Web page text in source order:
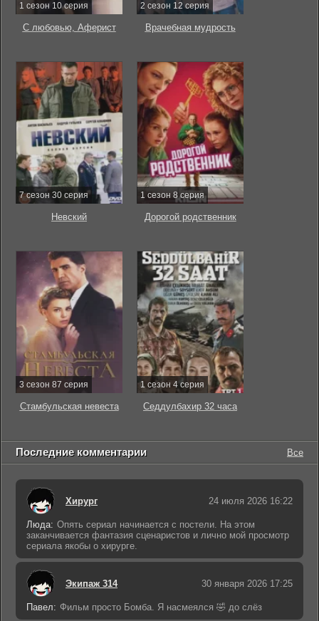
1 сезон 10 серия
С любовью, Аферист
2 сезон 12 серия
Врачебная мудрость
7 сезон 30 серия
Невский
1 сезон 8 серия
Дорогой родственник
3 сезон 87 серия
Стамбульская невеста
1 сезон 4 серия
Седдулбахир 32 часа
Последние комментарии Все
Хирург 24 июля 2026 16:22
Люда: Опять сериал начинается с постели. На этом
заканчивается фантазия сценаристов и лично мой просмотр
сериала якобы о хирурге.
Экипаж 314 30 января 2026 17:25
Павел: Фильм просто Бомба. Я насмеялся 🤣 до слёз